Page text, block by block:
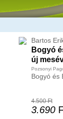
Bartos
Bogyó
új
Pozsonyi
Bogyó és
4.500 Ft
3.690